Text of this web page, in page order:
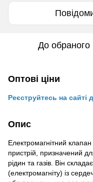
До обраного
Оптові ціни
Реєструйтесь на сайті
Опис
Електромагнітний
пристрій, призначений
рідин та газів. Він
(електромагніту) із